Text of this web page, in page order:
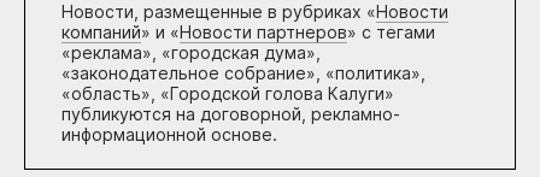
Новости, размещенные в рубриках «Новости
компаний» и «Новости партнеров» с тегами
«реклама», «городская дума»,
«законодательное собрание», «политика»,
«область», «Городской голова Калуги»
публикуются на договорной, рекламно-
информационной основе.